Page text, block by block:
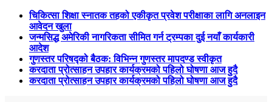
चिकित्सा शिक्षा स्नातक तहको एकीकृत प्रवेश परीक्षाका लागि अनलाइन
आवेदन खुला
जन्मसिद्ध अमेरिकी नागरिकता सीमित गर्न ट्रम्पका दुई नयाँ कार्यकारी
आदेश
गुणस्तर परिषद्को बैठक: विभिन्न गुणस्तर मापदण्ड स्वीकृत
करदाता प्रोत्साहन उपहार कार्यक्रमको पहिलो घोषणा आज हुदै
करदाता प्रोत्साहन उपहार कार्यक्रमको पहिलो घोषणा आज हुदै